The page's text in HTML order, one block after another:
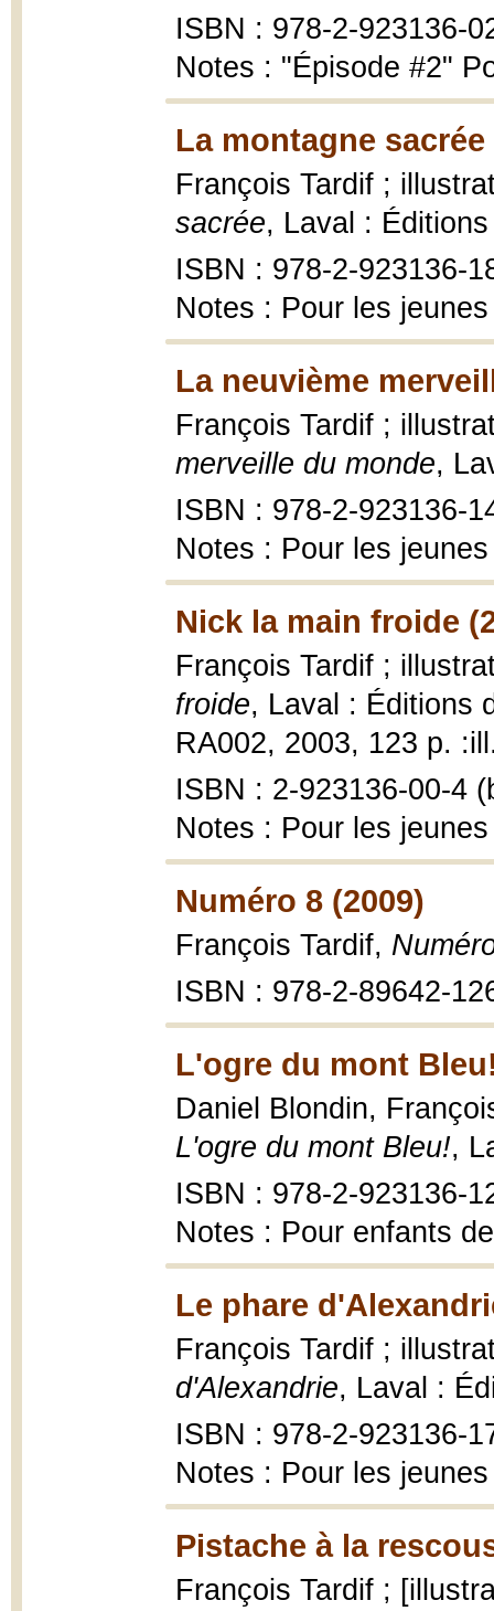
ISBN : 978-2-923136-
Notes : "Épisode #2"
La montagne sacrée
François Tardif ;
sacrée, Laval :
ISBN : 978-2-923136-
Notes : Pour les
La neuvième
François Tardif ;
merveille du monde,
ISBN : 978-2-923136-
Notes : Pour les
Nick la main froide
François Tardif ;
froide, Laval : Éditions
RA002, 2003, 123 p.
ISBN : 2-923136-00-4
Notes : Pour les
Numéro 8 (2009)
François Tardif,
ISBN : 978-2-89642-
L'ogre du mont
Daniel Blondin,
L'ogre du mont Bleu!,
ISBN : 978-2-923136-
Notes : Pour enfants
Le phare
François Tardif ;
d'Alexandrie, Laval :
ISBN : 978-2-923136-
Notes : Pour les
Pistache à la
François Tardif ;